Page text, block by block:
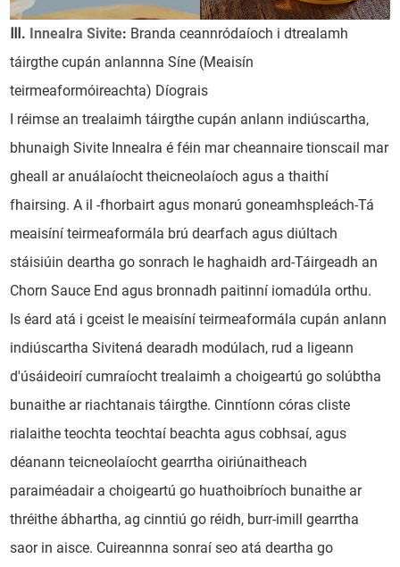
Ⅲ. Innealra Sivite: Branda ceannródaíoch i dtrealamh
táirgthe cupán anlannna Síne (Meaisín
teirmeaformóireachta) Díograis
I réimse an trealaimh táirgthe cupán anlann indiúscartha,
bhunaigh Sivite Innealra é féin mar cheannaire tionscail mar
gheall ar anuálaíocht theicneolaíoch agus a thaithí
fhairsing. A il -fhorbairt agus monarú goneamhspleách-Tá
meaisíní teirmeaformála brú dearfach agus diúltach
stáisiúin deartha go sonrach le haghaidh ard-Táirgeadh an
Chorn Sauce End agus bronnadh paitinní iomadúla orthu.
Is éard atá i gceist le meaisíní teirmeaformála cupán anlann
indiúscartha Sivitená dearadh modúlach, rud a ligeann
d'úsáideoirí cumraíocht trealaimh a choigeartú go solúbtha
bunaithe ar riachtanais táirgthe. Cinntíonn córas cliste
rialaithe teochta teochtaí beachta agus cobhsaí, agus
déanann teicneolaíocht gearrtha oiriúnaitheach
paraiméadair a choigeartú go huathoibríoch bunaithe ar
thréithe ábhartha, ag cinntiú go réidh, burr-imill gearrtha
saor in aisce. Cuireannna sonraí seo atá deartha go